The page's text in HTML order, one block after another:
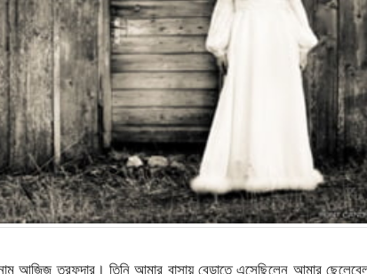
আজিজ তরফদার। তিনি আমার বাসায় বেড়াতে এসেছিলেন আমার